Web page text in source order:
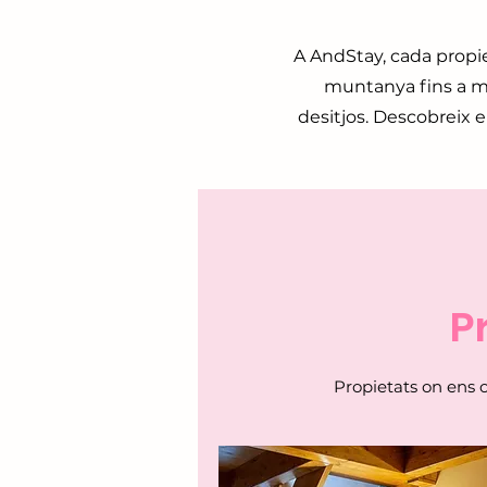
A AndStay, cada
muntanya fins a
desitjos. Descobreix
Propietats on ens